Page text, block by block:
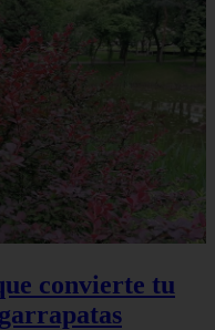
convierte tu